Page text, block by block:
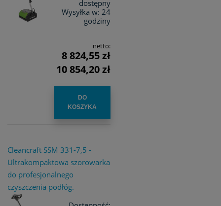
dostępny
Wysyłka w: 24
godziny
netto:
8 824,55 zł
10 854,20 zł
DO
KOSZYKA
Cleancraft SSM 331-7,5 -
Ultrakompaktowa szorowarka
do profesjonalnego
czyszczenia podłóg.